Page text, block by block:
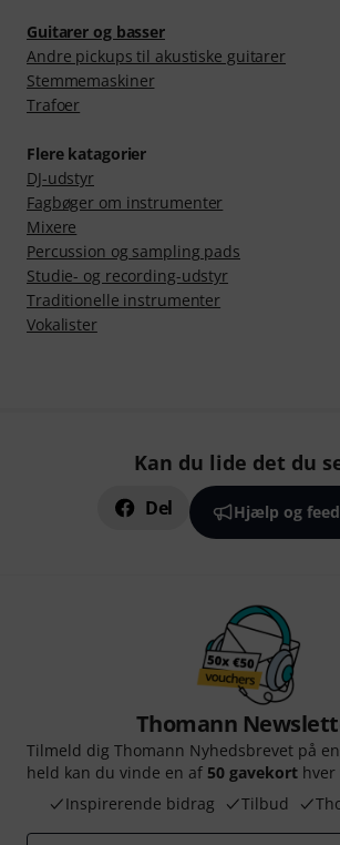
Guitarer og basser
Andre pickups til akustiske guitarer
Stemmemaskiner
Trafoer
Flere katagorier
DJ-udstyr
Fagbøger om instrumenter
Mixere
Percussion og sampling pads
Studie- og recording-udstyr
Traditionelle instrumenter
Vokalister
Kan du lide det du
Del Hjælp og
Thomann
Tilmeld dig Thomann Nyhedsbrevet på
held kan du vinde en af 50 gavekort
Inspirerende bidrag
Tilbud